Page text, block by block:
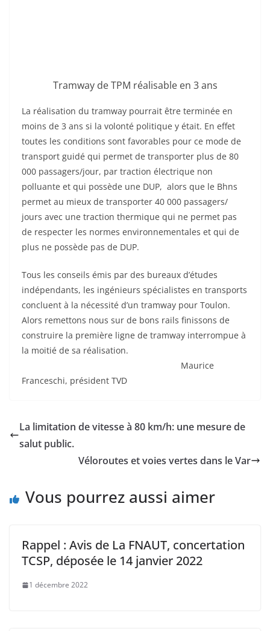
Tramway de TPM réalisable en 3 ans
La réalisation du tramway pourrait être terminée en
moins de 3 ans si la volonté politique y était. En effet
toutes les conditions sont favorables pour ce mode de
transport guidé qui permet de transporter plus de 80
000 passagers/jour, par traction électrique non
polluante et qui possède une DUP, alors que le Bhns
permet au mieux de transporter 40 000 passagers/
jours avec une traction thermique qui ne permet pas
de respecter les normes environnementales et qui de
plus ne possède pas de DUP.
Tous les conseils émis par des bureaux d’études
indépendants, les ingénieurs spécialistes en transports
concluent à la nécessité d’un tramway pour Toulon.
Alors remettons nous sur de bons rails finissons de
construire la première ligne de tramway interrompue à
la moitié de sa réalisation.
Maurice
Franceschi, président TVD
La limitation de vitesse à 80 km/h: une mesure de
salut public.
Véloroutes et voies vertes dans le Var
Vous pourrez aussi aimer
Rappel : Avis de La FNAUT, concertation
TCSP, déposée le 14 janvier 2022
1 décembre 2022